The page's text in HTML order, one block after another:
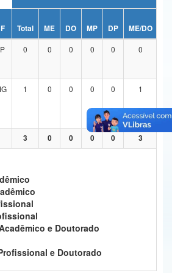
Inovações e Comunicações
dos Direitos Humanos
Total ME DO MP DP ME/DO
0 0 0 0 0 0
1 0 0 0 0 1
3 0 0 0 0 3
e Doutorado
e Doutorado